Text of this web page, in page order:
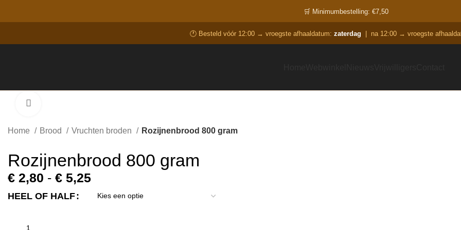
🛒 Minimumbestelling: €7,50
🕐 Besteld vóór 12:00 → vroegste afhaaldatum: zaterdag na 12:00 → vroegste
Home Brood Vruchten broden Rozijnenbrood 800 gram
Rozijnenbrood 800 gram
€ 2,80 - € 5,25
HEEL OF HALF